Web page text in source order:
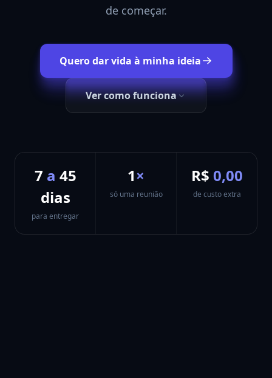
de começar.
Quero dar vida à minha ideia
Ver como funciona
7 a 45
dias
para entregar
1×
só uma reunião
R$ 0,00
de custo extra